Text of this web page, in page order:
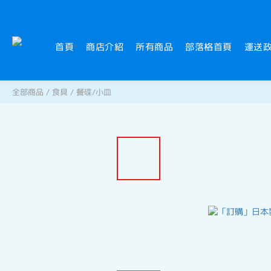
首頁 商店介紹 所有商品 部落格首頁 運送
全部商品 / 食具 / 餐碟/小皿